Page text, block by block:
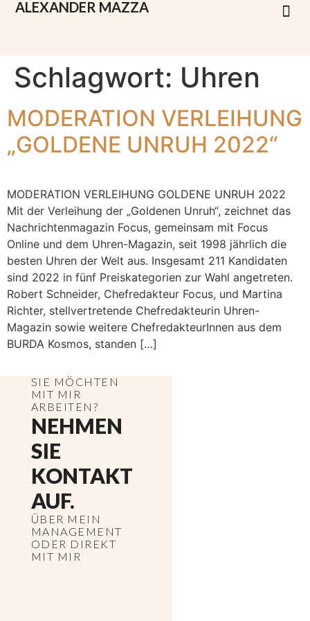
ALEXANDER MAZZA
Schlagwort: Uhren
MODERATION VERLEIHUNG
„GOLDENE UNRUH 2022“
MODERATION VERLEIHUNG GOLDENE UNRUH 2022
Mit der Verleihung der „Goldenen Unruh“, zeichnet das
Nachrichtenmagazin Focus, gemeinsam mit Focus
Online und dem Uhren-Magazin, seit 1998 jährlich die
besten Uhren der Welt aus. Insgesamt 211 Kandidaten
sind 2022 in fünf Preiskategorien zur Wahl angetreten.
Robert Schneider, Chefredakteur Focus, und Martina
Richter, stellvertretende Chefredakteurin Uhren-
Magazin sowie weitere ChefredakteurInnen aus dem
BURDA Kosmos, standen […]
SIE MÖCHTEN
MIT MIR
ARBEITEN?
NEHMEN
SIE
KONTAKT
AUF.
ÜBER MEIN
MANAGEMENT
ODER DIREKT
MIT MIR